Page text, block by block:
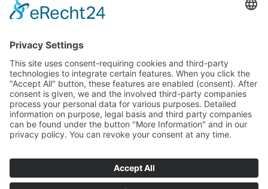
möbel küche outdoor dekoration
wellness
sicherheit
heizung renovieren
photovoltaik
sanieren
elektro garten
modernisieren
fotovoltaik
beratung entfeuchtung
wintergarten